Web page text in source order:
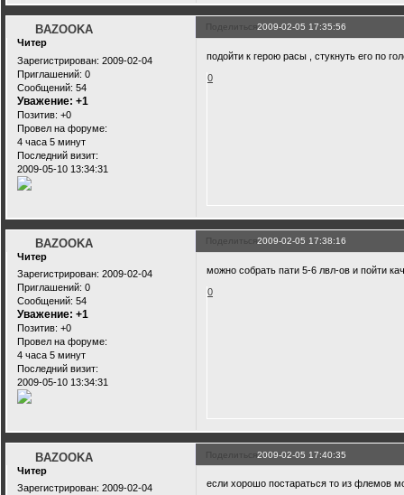
Поделиться2009-02-05 17:35:56
BAZOOKA
Читер
Зарегистрирован: 2009-02-04
Приглашений: 0
Сообщений: 54
Уважение: +1
Позитив: +0
Провел на форуме:
4 часа 5 минут
Последний визит:
2009-05-10 13:34:31
подойти к герою расы , стукнуть его по
0
Поделиться2009-02-05 17:38:16
BAZOOKA
Читер
Зарегистрирован: 2009-02-04
Приглашений: 0
Сообщений: 54
Уважение: +1
Позитив: +0
Провел на форуме:
4 часа 5 минут
Последний визит:
2009-05-10 13:34:31
можно собрать пати 5-6 лвл-ов и пойти
0
Поделиться2009-02-05 17:40:35
BAZOOKA
Читер
Зарегистрирован: 2009-02-04
если хорошо постараться то из флемов